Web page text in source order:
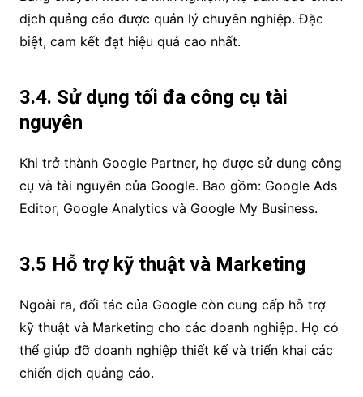
dịch quảng cáo được quản lý chuyên nghiệp. Đặc
biệt, cam kết đạt hiệu quả cao nhất.
3.4. Sử dụng tối đa công cụ tài
nguyên
Khi trở thành Google Partner, họ được sử dụng công
cụ và tài nguyên của Google. Bao gồm: Google Ads
Editor, Google Analytics và Google My Business.
3.5 Hỗ trợ kỹ thuật và Marketing
Ngoài ra, đối tác của Google còn cung cấp hỗ trợ
kỹ thuật và Marketing cho các doanh nghiệp. Họ có
thể giúp đỡ doanh nghiệp thiết kế và triển khai các
chiến dịch quảng cáo.